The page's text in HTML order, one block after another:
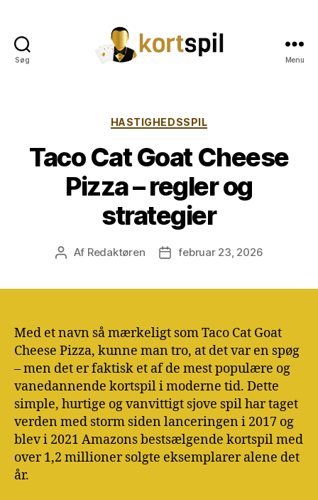
Søg Menu
Kategorier
HASTIGHEDSSPIL
Taco Cat Goat Cheese
Pizza – regler og
strategier
Indlægsforfatter
Af Redaktøren Indlægsdato
februar 23, 2026
Med et navn så mærkeligt som Taco Cat Goat
Cheese Pizza, kunne man tro, at det var en spøg
– men det er faktisk et af de mest populære og
vanedannende kortspil i moderne tid. Dette
simple, hurtige og vanvittigt sjove spil har taget
verden med storm siden lanceringen i 2017 og
blev i 2021 Amazons bestsælgende kortspil med
over 1,2 millioner solgte eksemplarer alene det
år.